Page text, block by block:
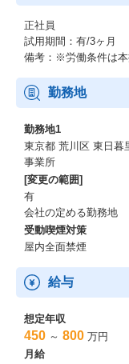
正社員
試用期間：有/3ヶ月
備考：※労働条件は本
勤務地
勤務地1
東京都 荒川区 東日
事業所
[変更の範囲]
有
会社の定める勤務地
受動喫煙対策
屋内全面禁煙
給与
想定年収
450 ～ 800 万円
月給